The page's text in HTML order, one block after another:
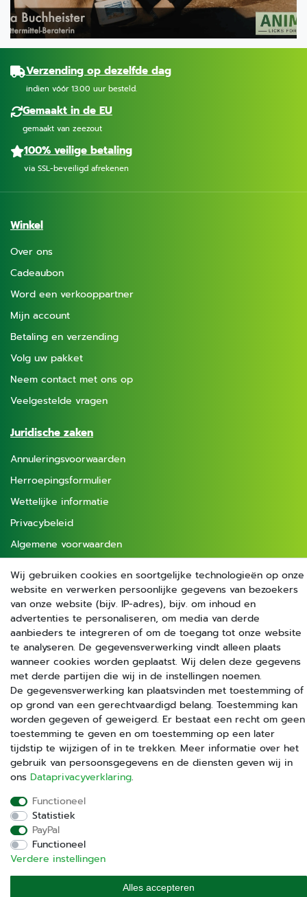
Verzending op dezelfde dag
indien vóór 13.00 uur besteld.
Gemaakt in de EU
gemaakt van zeezout
100% veilige betaling
via SSL-beveiligd afrekenen
Winkel
Over ons
Cadeaubon
Word een verkooppartner
Mijn account
Betaling en verzending
Volg uw pakket
Neem contact met ons op
Veelgestelde vragen
Juridische zaken
Annuleringsvoorwaarden
Herroepingsformulier
Wettelijke informatie
Privacybeleid
Algemene voorwaarden
Betaalmethoden
We verzenden met
+49(0)89 58808889
Contactformulier
© Copyright 2025 | animalixs by imima GmbH
Wij gebruiken cookies en soortgelijke technologieën op onze
website en verwerken persoonlijke gegevens van bezoekers
van onze website (bijv. IP-adres), bijv. om inhoud en
advertenties te personaliseren, om media van derde
aanbieders te integreren of om de toegang tot onze website
te analyseren. De gegevensverwerking vindt alleen plaats
wanneer cookies worden geplaatst. Wij delen deze gegevens
met derde partijen die wij in de instellingen noemen.
De gegevensverwerking kan plaatsvinden met toestemming of
op grond van een gerechtvaardigd belang. Toestemming kan
worden gegeven of geweigerd. Er bestaat een recht om geen
toestemming te geven en om toestemming op een later
tijdstip te wijzigen of in te trekken. Meer informatie over het
gebruik van persoonsgegevens en de diensten geven wij in
ons Data­privacy­verklaring.
Functioneel
Statistiek
PayPal
Functioneel
Verdere instellingen
Alles accepteren